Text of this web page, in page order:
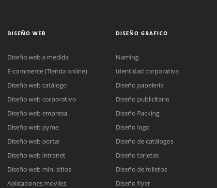
DISEÑO WEB
Diseño web a medida
E-commerce (Tienda online)
Diseño web catálogo
Diseño web corporativo
Diseño web empresa
Diseño web pyme
Diseño web portal
Diseño web intranet
Diseño web mini sitios
Aplicaciones moviles
DISEÑO GRAFICO
Naming
Identidad corporativa
Diseño papelería
Diseño publicitario
Diseño Packing
Diseño logo
Diseño de catálogos
Diseño tarjetas
Diseño de folletos
Diseño flyer